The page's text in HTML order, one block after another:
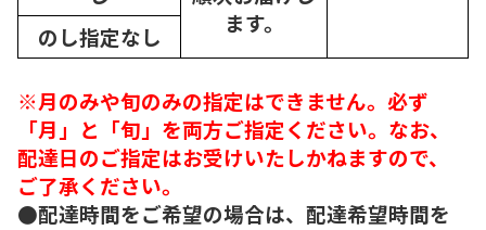
ます。
のし指定なし
※月のみや旬のみの指定はできません。必ず
「月」と「旬」を両方ご指定ください。なお、
配達日のご指定はお受けいたしかねますので、
ご了承ください。
●配達時間をご希望の場合は、配達希望時間を